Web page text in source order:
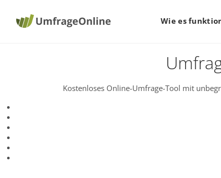
Wie es
Kostenloses Online-Umfrage-Tool mit